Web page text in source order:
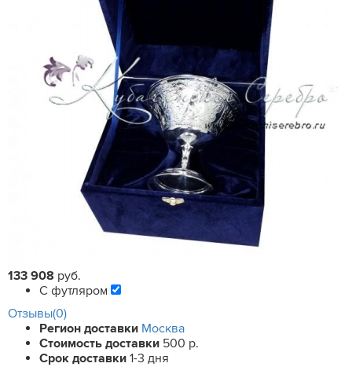
133 908 руб.
С футляром
Отзывы(0)
Регион доставки Москва
Стоимость доставки 500 р.
Срок доставки 1-3 дня